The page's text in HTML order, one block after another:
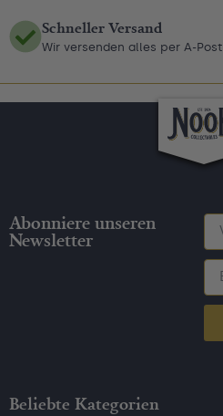
Schneller Versand
Wir versenden alles per A-Post
Abonniere unseren
Newsletter
Beliebte Kategorien